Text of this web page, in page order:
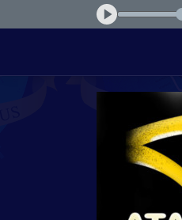
II - Me Rendo aos Teus pés